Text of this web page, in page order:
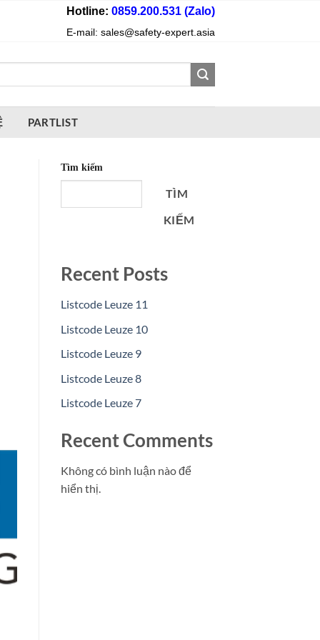
Hotline: 0859.200.531 (Zalo)
E-mail: sales@safety-expert.asia
PARTLIST
Tìm kiếm
TÌM
KIẾM
Recent Posts
Listcode Leuze 11
Listcode Leuze 10
Listcode Leuze 9
Listcode Leuze 8
Listcode Leuze 7
Recent Comments
Không có bình luận nào để
hiển thị.